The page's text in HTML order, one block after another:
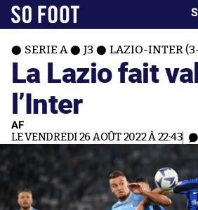
SERIE A J3 LAZIO-INTER
La Lazio fait
l’Inter
AF
LE VENDREDI 26 AOÛT 2022 À 22:43